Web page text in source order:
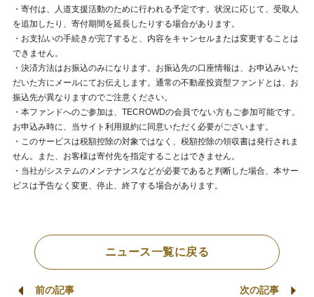
・寄付は、⼈道⽀援活動のために⾏われる予定です。状況に応じて、受取⼈
を追加したり、寄付期間を延⻑したりする場合があります。
・お⽀払いの⼿続きが完了すると、内容をキャンセルまたは変更することは
できません。
・決済⽅法はお振込のみになります。お振込先の⼝座情報は、お申込みいた
だいた⽅にメールにてお伝えします。通常の不動産投資型ファンドとは、お
振込先が異なりますのでご注意ください。
・本ファンドへのご参加は、TECROWDの会員でない⽅もご参加可能です。
お申込み時に、当サイト利⽤規約に同意いただく必要がございます。
・このサービスは税額控除の対象ではなく、税額控除の領収書は発⾏されま
せん。また、お客様は寄付先を指定することはできません。
・当社がシステムのメンテナンスなどが必要であると判断した場合、本サー
ビスは予告なく変更、停⽌、終了する場合があります。
前の記事
ニュース一覧に戻る
次の記事